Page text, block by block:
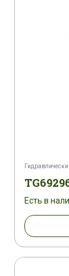
Есть в